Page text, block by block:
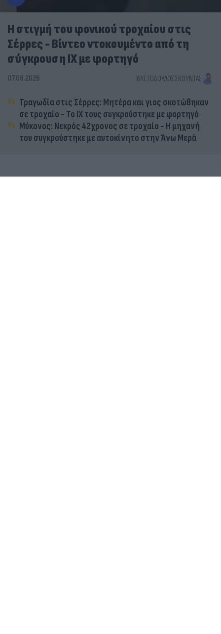
Η στιγμή του φονικού τροχαίου στις
Σέρρες - Βίντεο ντοκουμέντο από τη
σύγκρουση ΙΧ με φορτηγό
07.08.2026 ΧΡΙΣΤΌΔΟΥΛΟΣ ΣΚΟΎΝΤΑΣ
Τραγωδία στις Σέρρες: Μητέρα και γιος σκοτώθηκαν
σε τροχαίο - Το ΙΧ τους συγκρούστηκε με φορτηγό
Μύκονος: Νεκρός 42χρονος σε τροχαίο - Η μηχανή
του συγκρούστηκε με αυτοκίνητο στην Άνω Μερά